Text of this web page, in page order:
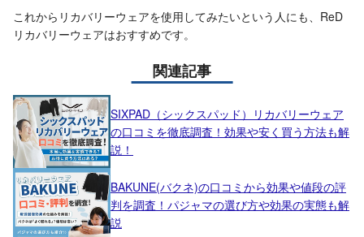
これからリカバリーウェアを使用してみたいという人にも、ReD
リカバリーウェアはおすすめです。
関連記事
SIXPAD（シックスパッド）リカバリーウェア
の口コミを徹底調査！効果や安く買う方法も解
説！
BAKUNE(バクネ)の口コミから効果や値段の評
判を調査！パジャマの選び方や効果の実態も解
説